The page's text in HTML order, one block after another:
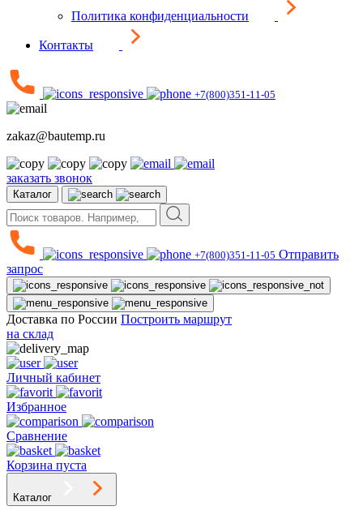
Политика конфиденциальности
Контакты
+7(800)351-11-05
zakaz@bautemp.ru
заказать звонок
Каталог
+7(800)351-11-05 Отправить
запрос
Доставка по России Построить маршрут
на склад
Личный кабинет
Избранное
Сравнение
Корзина пуста
Каталог